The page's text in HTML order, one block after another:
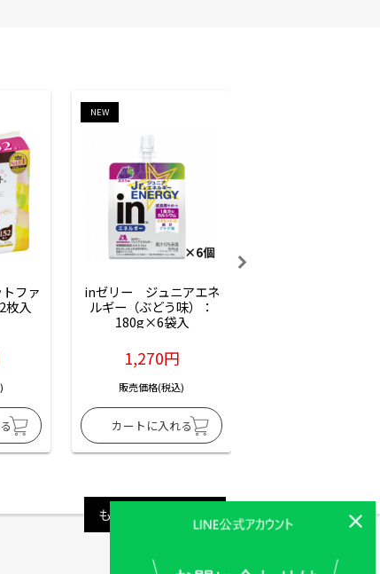
ファ
枚入
NEW
inゼリー　ジュニアエネ
ルギー（ぶどう味）：
180g×6袋入
1,270円
販売価格(税込)
もっと見る